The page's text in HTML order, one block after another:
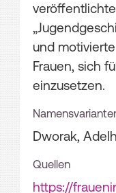
und
Frauen, sich
einzusetzen.
Dworak,
Quellen
https://